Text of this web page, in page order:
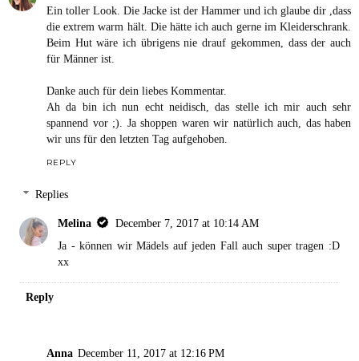
Ein toller Look. Die Jacke ist der Hammer und ich glaube dir ,dass
die extrem warm hält. Die hätte ich auch gerne im Kleiderschrank.
Beim Hut wäre ich übrigens nie drauf gekommen, dass der auch
für Männer ist.
Danke auch für dein liebes Kommentar.
Ah da bin ich nun echt neidisch, das stelle ich mir auch sehr
spannend vor ;). Ja shoppen waren wir natürlich auch, das haben
wir uns für den letzten Tag aufgehoben.
REPLY
Replies
Melina
December 7, 2017 at 10:14 AM
Ja - können wir Mädels auf jeden Fall auch super tragen :D
xx
Reply
Anna December 11, 2017 at 12:16 PM